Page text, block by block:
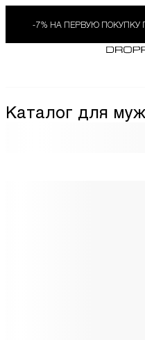
-7% НА ПЕРВУЮ
Каталог для